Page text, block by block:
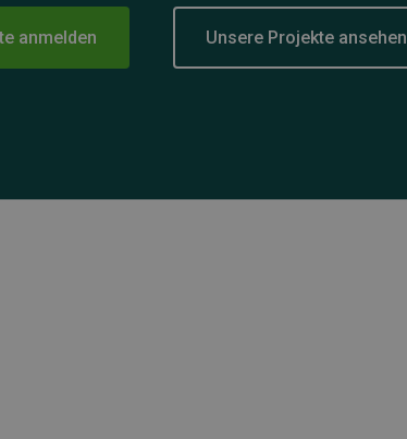
anmelden Unsere Projekte ansehen